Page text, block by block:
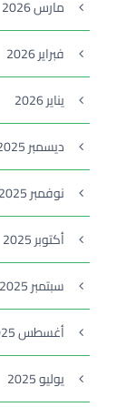
مارس 2026
فبراير 2026
يناير 2026
ديسمبر 2025
نوفمبر 2025
أكتوبر 2025
سبتمبر 2025
أغسطس 2025
يوليو 2025